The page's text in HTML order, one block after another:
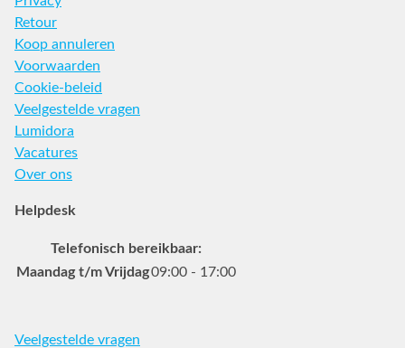
Retour
Koop annuleren
Voorwaarden
Cookie-beleid
Veelgestelde vragen
Lumidora
Vacatures
Over ons
Helpdesk
Telefonisch bereikbaar:
Maandag t/m Vrijdag09:00 - 17:00
Veelgestelde vragen